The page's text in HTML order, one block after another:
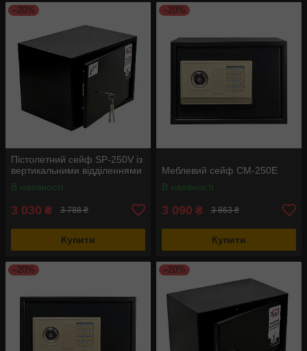
–20%
Пістолетний сейф SP-250V із
вертикальними відділеннями
В наявності
3 030 ₴ 3 788 ₴
Купити
–20%
Меблевий сейф СМ-250Е
В наявності
3 090 ₴ 3 863 ₴
Купити
–20% –20%